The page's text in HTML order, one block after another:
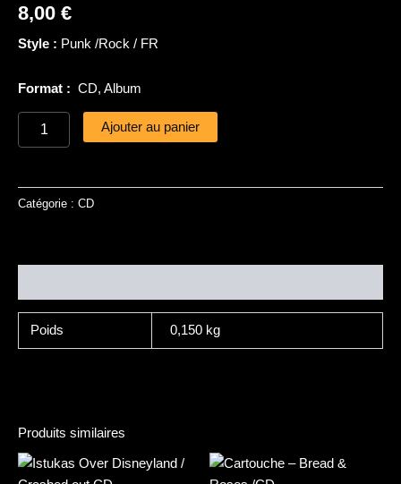
8,00 €
Style : Punk /Rock / FR
Format : CD, Album
/
Ajouter au panier
Catégorie : CD
Poids 0,150 kg
Produits similaires